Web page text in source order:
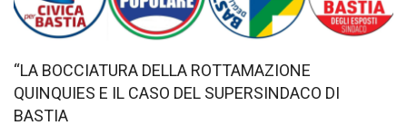
“LA BOCCIATURA DELLA ROTTAMAZIONE
QUINQUIES E IL CASO DEL SUPERSINDACO DI
BASTIA